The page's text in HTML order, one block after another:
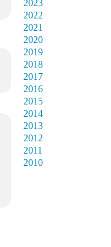
2023
2022
2021
2020
2019
2018
2017
2016
2015
2014
2013
2012
2011
2010